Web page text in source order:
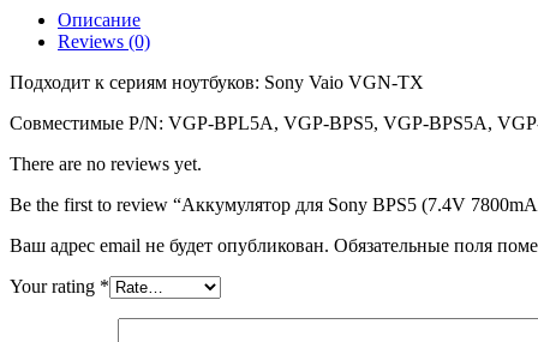
(7.4V
7800mAh)
Описание
Reviews (0)
Подходит к сериям ноутбуков: Sony Vaio VGN-TX
Совместимые P/N: VGP-BPL5A, VGP-BPS5, VGP-BPS5A,
There are no reviews yet.
Be the first to review “Аккумулятор для Sony BPS5 (7.4V
Ваш адрес email не будет опубликован. Обязательные поля
Your rating *